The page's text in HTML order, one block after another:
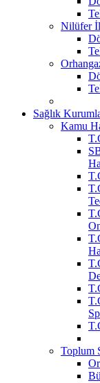
Nilüfer
Sağlık
Kamu
Toplum